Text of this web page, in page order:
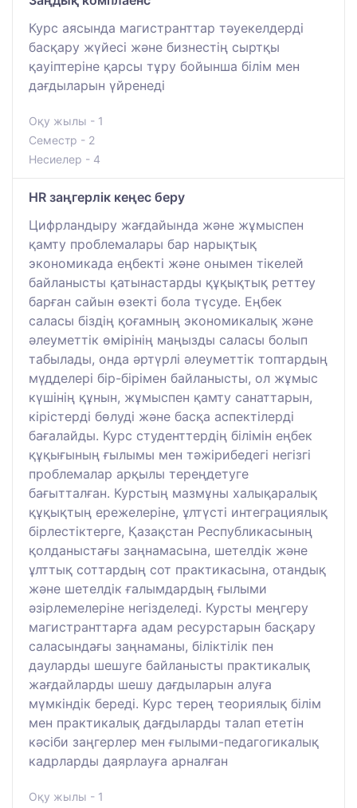
Курс аясында магистранттар тәуекелдерді
басқару жүйесі және бизнестің сыртқы
қауіптеріне қарсы тұру бойынша білім мен
дағдыларын үйренеді
Оқу жылы - 1
Семестр - 2
Несиелер - 4
HR заңгерлік кеңес беру
Цифрландыру жағдайында және жұмыспен
қамту проблемалары бар нарықтық
экономикада еңбекті және онымен тікелей
байланысты қатынастарды құқықтық реттеу
барған сайын өзекті бола түсуде. Еңбек
саласы біздің қоғамның экономикалық және
әлеуметтік өмірінің маңызды саласы болып
табылады, онда әртүрлі әлеуметтік топтардың
мүдделері бір-бірімен байланысты, ол жұмыс
күшінің құнын, жұмыспен қамту санаттарын,
кірістерді бөлуді және басқа аспектілерді
бағалайды. Курс студенттердің білімін еңбек
құқығының ғылымы мен тәжірибедегі негізгі
проблемалар арқылы тереңдетуге
бағытталған. Курстың мазмұны халықаралық
құқықтың ережелеріне, ұлтүсті интеграциялық
бірлестіктерге, Қазақстан Республикасының
қолданыстағы заңнамасына, шетелдік және
ұлттық соттардың сот практикасына, отандық
және шетелдік ғалымдардың ғылыми
әзірлемелеріне негізделеді. Курсты меңгеру
магистранттарға адам ресурстарын басқару
саласындағы заңнаманы, біліктілік пен
дауларды шешуге байланысты практикалық
жағдайларды шешу дағдыларын алуға
мүмкіндік береді. Курс терең теориялық білім
мен практикалық дағдыларды талап ететін
кәсіби заңгерлер мен ғылыми-педагогикалық
кадрларды даярлауға арналған
Оқу жылы - 1